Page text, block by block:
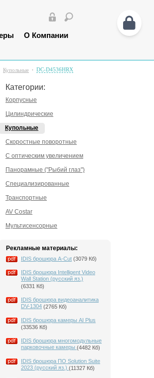
О Компании
Купольные DC-D4536HRX
Категории:
Корпусные
Цилиндрические
Купольные
Скоростные поворотные
С оптическим увеличением
Панорамные ("Рыбий глаз")
Специализированные
Транспортные
AV Costar
Мультисенсорные
Рекламные материалы:
IDIS брошюра A-Cut (3079 Кб)
IDIS брошюра Intelligent Video
Wall Station (русский яз.)
(6331 Кб)
IDIS брошюра видеоаналитика
DV-1304 (2765 Кб)
IDIS брошюра камеры AI Plus
(33536 Кб)
IDIS брошюра многомодульные
парковочные камеры (4482 Кб)
IDIS брошюра ПО Solution Suite
2023 (русский яз.) (11327 Кб)